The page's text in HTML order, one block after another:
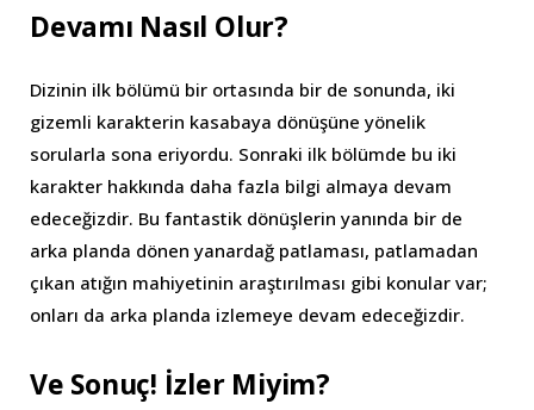
Devamı Nasıl Olur?
Dizinin ilk bölümü bir ortasında bir de sonunda, iki
gizemli karakterin kasabaya dönüşüne yönelik
sorularla sona eriyordu. Sonraki ilk bölümde bu iki
karakter hakkında daha fazla bilgi almaya devam
edeceğizdir. Bu fantastik dönüşlerin yanında bir de
arka planda dönen yanardağ patlaması, patlamadan
çıkan atığın mahiyetinin araştırılması gibi konular var;
onları da arka planda izlemeye devam edeceğizdir.
Ve Sonuç! İzler Miyim?